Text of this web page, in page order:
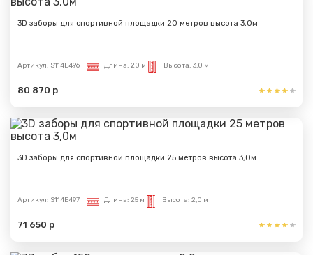
3D заборы для спортивной площадки 20 метров высота 3,0м
Артикул: S114E496 Длина: 20 м Высота: 3,0 м
80 870 р
3D заборы для спортивной площадки 25 метров высота 3,0м
Артикул: S114E497 Длина: 25 м Высота: 2,0 м
71 650 р